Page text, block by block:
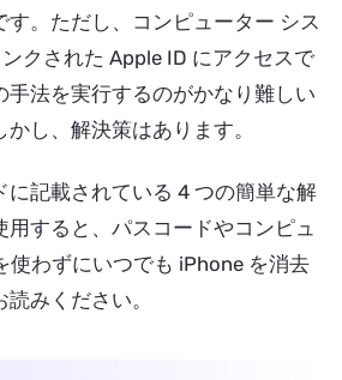
す。ただし、コンピューター シス
クされた Apple ID にアクセスで
手法を実行するのがかなり難しい
し、解決策はあります。
に記載されている 4 つの簡単な解
すると、パスコードやコンピュ
使わずにいつでも iPhone を消去
みください。